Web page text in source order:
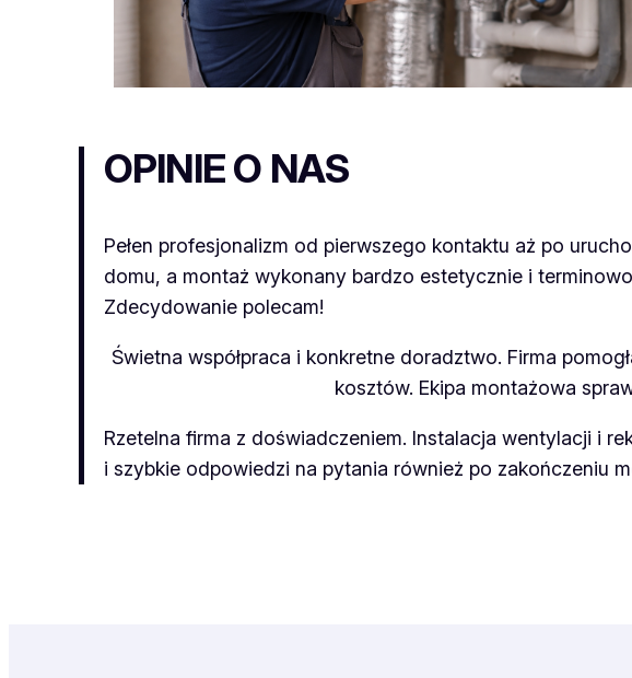
OPINIEO NAS
Pełen profesjonalizm od pierwszego kontaktu aż po
domu, a montaż wykonany bardzo estetycznie i
Zdecydowanie polecam!
Świetna współpraca i konkretne doradztwo. Firma
kosztów. Ekipa montażowa
Rzetelna firma z doświadczeniem. Instalacja wentylacji i
i szybkie odpowiedzi na pytania również po zakończeniu